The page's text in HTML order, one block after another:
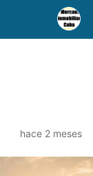
hace 2 meses